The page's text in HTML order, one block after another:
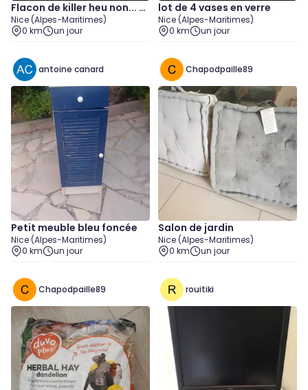
Flacon de killer heu non... à
liqueur !
Nice (Alpes-Maritimes)
0 km
un jour
lot de 4 vases en verre
Nice (Alpes-Maritimes)
0 km
un jour
antoine canard
Petit meuble bleu foncée
Nice (Alpes-Maritimes)
0 km
un jour
Chapodpaille89
Salon de jardin
Nice (Alpes-Maritimes)
0 km
un jour
Chapodpaille89 rouitiki